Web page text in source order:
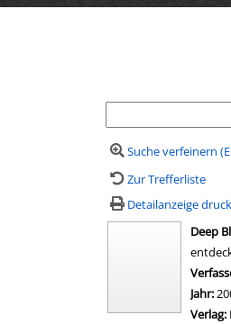
Suche verfeinern
Zur Trefferliste
Detailanzeige
Deep
Jahr:
Verlag: